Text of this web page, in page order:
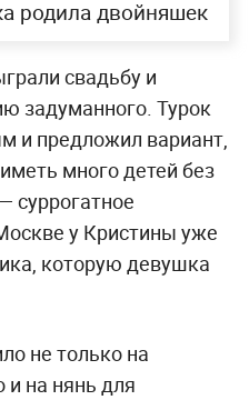
родила двойняшек
свадьбу и
задуманного. Турок
и предложил вариант,
много детей без
суррогатное
у Кристины уже
которую девушка
не только на
и на нянь для